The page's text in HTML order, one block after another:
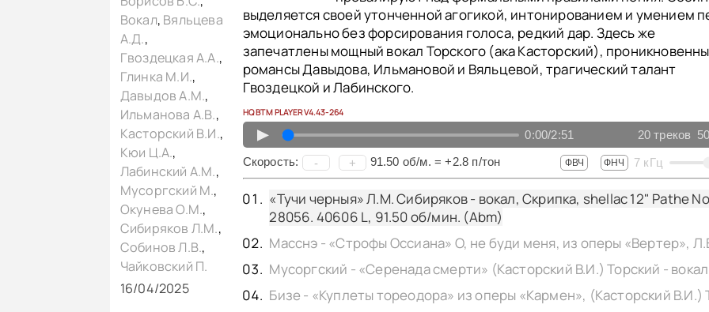
Вокал, Вяльцева
А.Д.,
Гвоздецкая А.А.,
Глинка М.И.,
Давыдов А.М.,
Ильманова А.В.,
Касторский В.И.,
Кюи Ц.А.,
Лабинский А.М.,
Мусоргский М.,
Окунева О.М.,
Сибиряков Л.М.,
Собинов Л.В.,
Чайковский П.
16/04/2025
выделяется своей утонченной агогикой, интонированием и умением
эмоционально без форсирования голоса, редкий дар. Здесь же
запечатлены мощный вокал Торского (ака Касторский),
романсы Давыдова, Ильмановой и Вяльцевой, трагический талант
Гвоздецкой и Лабинского.
HQ BTM PLAYER V4.43-264
▲ 0:00/2:51 20 треков
Cкорость: - + 91.50 об/м. =+2.8 п/тон ФВЧ ФНЧ 7 кГц
«Тучи черныя» Л.М. Сибиряков - вокал, Скрипка, shellac 12" Pathe
28056. 40606 L, 91.50об/мин. (Abm)